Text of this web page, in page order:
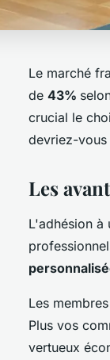
Le marché
de 43%
crucial le
devriez-vous
Les
L'adhésion à
Les
Plus vos
vertueux